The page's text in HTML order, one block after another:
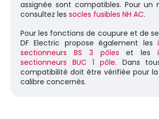
assignée sont compatibles. Pour un
consultez les socles fusibles NH AC.
Pour les fonctions de coupure et de
DF Electric propose également les
sectionneurs BS 3 pôles et les
sectionneurs BUC 1 pôle. Dans
compatibilité doit être vérifiée pour la
calibre concernés.